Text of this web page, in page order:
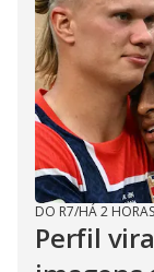
DO R7/HÁ 2 HORAS
Perfil